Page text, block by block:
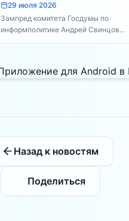
29 июля 2026
Зампред комитета Госдумы по
информполитике Андрей Свинцов
рекомендовал россиянам временно
Назад к новостям
Поделиться